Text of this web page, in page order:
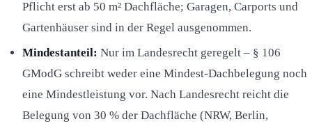
Pflicht erst ab 50 m² Dachfläche; Garagen, Carports und
Gartenhäuser sind in der Regel ausgenommen.
Mindestanteil: Nur im Landesrecht geregelt – § 106
GModG schreibt weder eine Mindest-Dachbelegung noch
eine Mindestleistung vor. Nach Landesrecht reicht die
Belegung von 30 % der Dachfläche (NRW, Berlin,